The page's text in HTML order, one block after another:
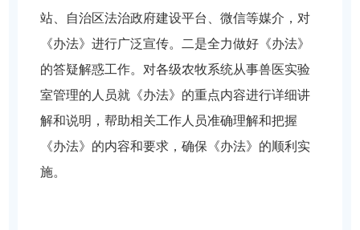
站、自治区法治政府建设平台、微信等媒介，对
《办法》进行广泛宣传。二是全力做好《办法》
的答疑解惑工作。对各级农牧系统从事兽医实验
室管理的人员就《办法》的重点内容进行详细讲
解和说明，帮助相关工作人员准确理解和把握
《办法》的内容和要求，确保《办法》的顺利实
施。